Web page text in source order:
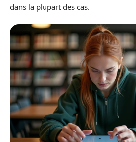
dans la plupart des cas.